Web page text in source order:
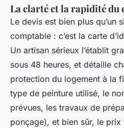
La clarté et la rapidité
Le devis est bien plus qu’un
comptable : c’est la carte
Un artisan sérieux l’établit
sous 48 heures, et détaille
protection du logement à la
type de peinture utilisé, le
prévues, les travaux de
ponçage), et bien sûr, le prix